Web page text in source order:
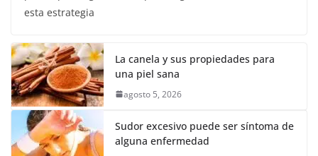
esta estrategia
La canela y sus propiedades para
una piel sana
agosto 5, 2026
Sudor excesivo puede ser síntoma de
alguna enfermedad